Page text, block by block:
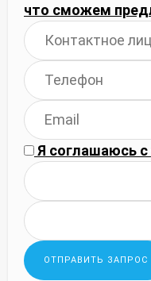
что сможем
Я соглашаюсь с